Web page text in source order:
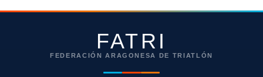
FATRI
FEDERACIÓN ARAGONESA DE TRIATLÓN